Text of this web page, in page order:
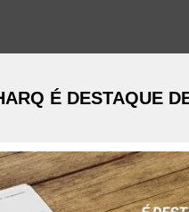
É DESTAQUE